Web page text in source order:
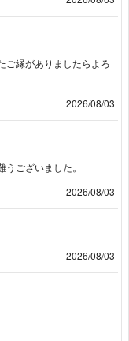
ご縁がありましたらよろ
2026/08/03
ございました。
2026/08/03
2026/08/03